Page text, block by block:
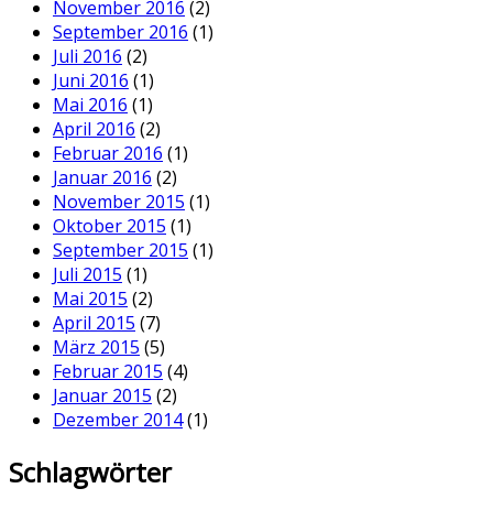
November 2016 (2)
September 2016 (1)
Juli 2016 (2)
Juni 2016 (1)
Mai 2016 (1)
April 2016 (2)
Februar 2016 (1)
Januar 2016 (2)
November 2015 (1)
Oktober 2015 (1)
September 2015 (1)
Juli 2015 (1)
Mai 2015 (2)
April 2015 (7)
März 2015 (5)
Februar 2015 (4)
Januar 2015 (2)
Dezember 2014(1)
Schlagwörter